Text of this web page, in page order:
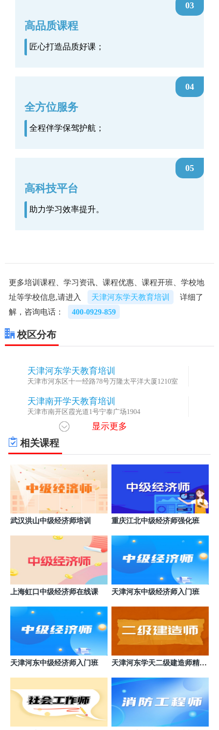
03
高品质课程
匠心打造品质好课；
04
全方位服务
全程伴学保驾护航；
05
高科技平台
助力学习效率提升。
更多培训课程、学习资讯、课程优惠、课程开班、学校地
址等学校信息,请进入
天津河东学天教育培训
详细了
解，咨询电话：
400-0929-859
校区分布
天津河东学天教育培训
天津市河东区十一经路78号万隆太平洋大厦1210室
天津南开学天教育培训
天津市南开区霞光道1号宁泰广场1904
显示更多
相关课程
武汉洪山中级经济师培训 重庆江北中级经济师强化班
上海虹口中级经济师在线课 天津河东中级经济师入门班
天津河东中级经济师入门班
天津河东学天二级建造师精品